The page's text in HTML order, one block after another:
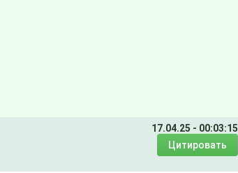
17.04.25 - 00:03:15